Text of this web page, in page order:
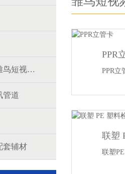
市政给排小雏鸟短视频道
管道
套辅材
PPR
PPR立
联塑
联塑